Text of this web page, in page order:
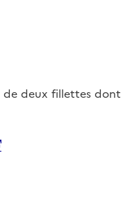
deux fillettes dont